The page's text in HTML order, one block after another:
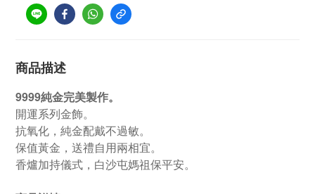
商品描述
9999純金完美製作。
開運系列金飾。
抗氧化，純金配戴不過敏。
保值黃金，送禮自用兩相宜。
香爐加持儀式，白沙屯媽祖保平安。